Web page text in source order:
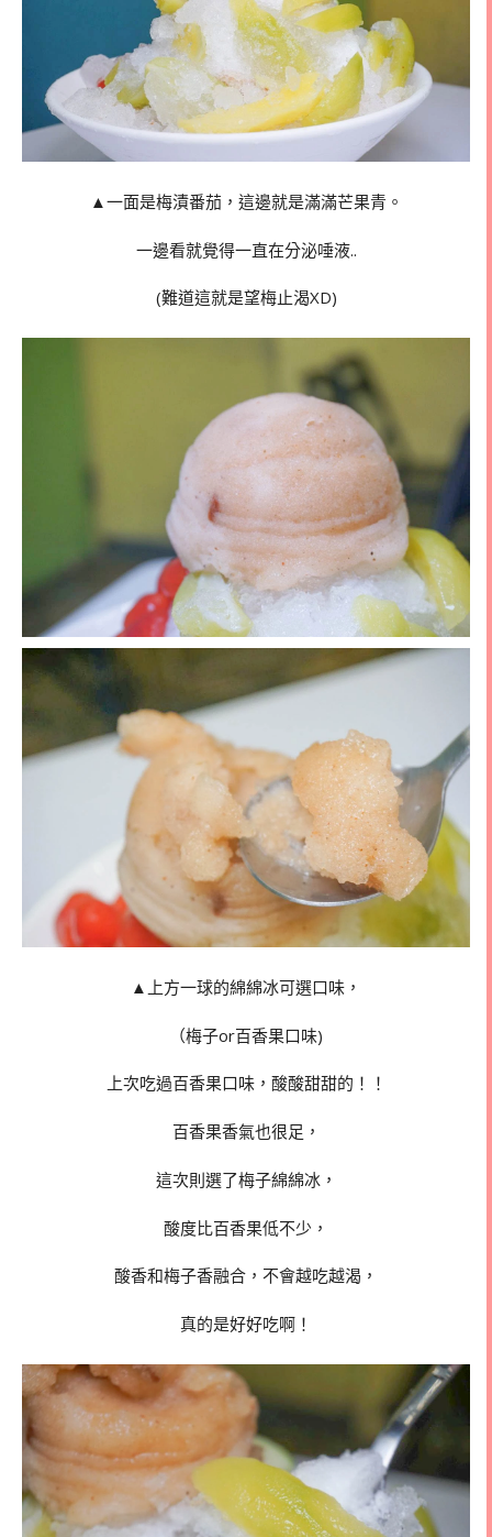
▲一面是梅漬番茄，這邊就是滿滿芒果青。
一邊看就覺得一直在分泌唾液..
(難道這就是望梅止渴XD)
▲上方一球的綿綿冰可選口味，
（梅子or百香果口味)
上次吃過百香果口味，酸酸甜甜的！！
百香果香氣也很足，
這次則選了梅子綿綿冰，
酸度比百香果低不少，
酸香和梅子香融合，不會越吃越渴，
真的是好好吃啊！